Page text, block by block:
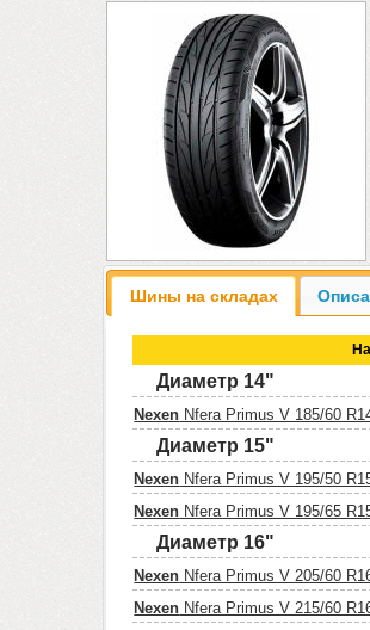
Шины на складах
Диаметр 14"
Nexen Nfera Primus V 185/60
Диаметр 15"
Nexen Nfera Primus V 195/50
Nexen Nfera Primus V 195/65
Диаметр 16"
Nexen Nfera Primus V 205/60
Nexen Nfera Primus V 215/60